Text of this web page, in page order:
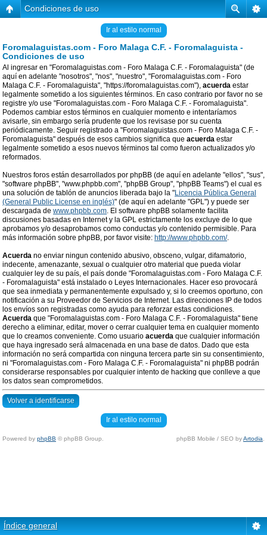
Condiciones de uso
Ir al estilo normal
Foromalaguistas.com - Foro Malaga C.F. - Foromalaguista -
Condiciones de uso
Al ingresar en "Foromalaguistas.com - Foro Malaga C.F. - Foromalaguista" (de
aquí en adelante "nosotros", "nos", "nuestro", "Foromalaguistas.com - Foro
Malaga C.F. - Foromalaguista", "https://foromalaguistas.com"), acuerda estar
legalmente sometido a los siguientes términos. En caso contrario por favor no se
registre y/o use "Foromalaguistas.com - Foro Malaga C.F. - Foromalaguista".
Podemos cambiar estos términos en cualquier momento e intentaríamos
avisarle, sin embargo sería prudente que los revisase por su cuenta
periódicamente. Seguir registrado a "Foromalaguistas.com - Foro Malaga C.F. -
Foromalaguista" después de esos cambios significa que acuerda estar
legalmente sometido a esos nuevos términos tal como fueron actualizados y/o
reformados.
Nuestros foros están desarrollados por phpBB (de aquí en adelante "ellos", "sus",
"software phpBB", "www.phpbb.com", "phpBB Group", "phpBB Teams") el cual es
una solución de tablón de anuncios liberada bajo la "Licencia Pública General
(General Public License en inglés)" (de aquí en adelante "GPL") y puede ser
descargada de www.phpbb.com. El software phpBB solamente facilita
discusiones basadas en Internet y la GPL estrictamente los excluye de lo que
aprobamos y/o desaprobamos como conductas y/o contenido permisible. Para
más información sobre phpBB, por favor visite: http://www.phpbb.com/.
Acuerda no enviar ningun contenido abusivo, obsceno, vulgar, difamatorio,
indecente, amenazante, sexual o cualquier otro material que pueda violar
cualquier ley de su país, el país donde "Foromalaguistas.com - Foro Malaga C.F.
- Foromalaguista" está instalado o Leyes Internacionales. Hacer eso provocará
que sea inmediata y permanentemente expulsado y, si lo creemos oportuno, con
notificación a su Proveedor de Servicios de Internet. Las direcciones IP de todos
los envíos son registradas como ayuda para reforzar estas condiciones.
Acuerda que "Foromalaguistas.com - Foro Malaga C.F. - Foromalaguista" tiene
derecho a eliminar, editar, mover o cerrar cualquier tema en cualquier momento
que lo creamos conveniente. Como usuario acuerda que cualquier información
que haya ingresado será almacenada en una base de datos. Dado que esta
información no será compartida con ninguna tercera parte sin su consentimiento,
ni "Foromalaguistas.com - Foro Malaga C.F. - Foromalaguista" ni phpBB podrán
considerarse responsables por cualquier intento de hacking que conlleve a que
los datos sean comprometidos.
Volver a identificarse
Ir al estilo normal
Powered by phpBB © phpBB Group. phpBB Mobile / SEO byArtodia
Índice general